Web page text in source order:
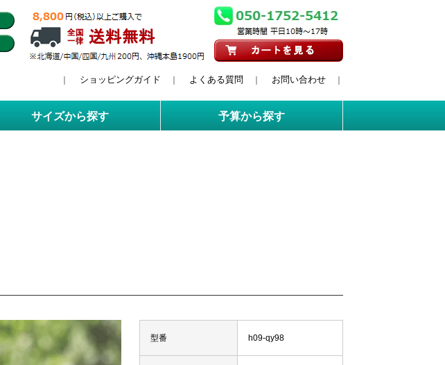
ショッピングガイド よくある質問 お問い合わせ
サイズから探す 予算から探す
型番 h09-qy98